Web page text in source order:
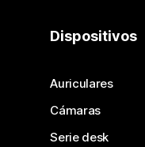
Dispositivos
Auriculares
Cámaras
Serie desk